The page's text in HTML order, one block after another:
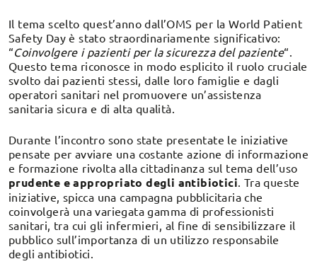
Il tema scelto quest’anno dall’OMS per la World Patient
Safety Day è stato straordinariamente significativo:
“Coinvolgere i pazienti per la sicurezza del paziente“.
Questo tema riconosce in modo esplicito il ruolo cruciale
svolto dai pazienti stessi, dalle loro famiglie e dagli
operatori sanitari nel promuovere un’assistenza
sanitaria sicura e di alta qualità.
Durante l’incontro sono state presentate le iniziative
pensate per avviare una costante azione di informazione
e formazione rivolta alla cittadinanza sul tema dell’uso
prudente e appropriato degli antibiotici . Tra queste
iniziative, spicca una campagna pubblicitaria che
coinvolgerà una variegata gamma di professionisti
sanitari, tra cui gli infermieri, al fine di sensibilizzare il
pubblico sull’importanza di un utilizzo responsabile
degli antibiotici.